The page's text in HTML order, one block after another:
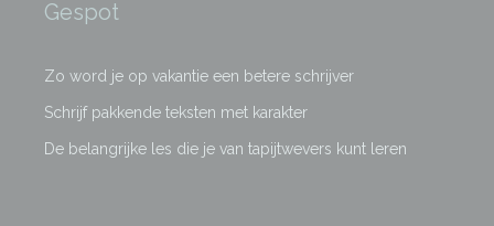
Gespot
Zo word je op vakantie een betere schrijver
Schrijf pakkende teksten met karakter
De belangrijke les die je van tapijtwevers kunt leren